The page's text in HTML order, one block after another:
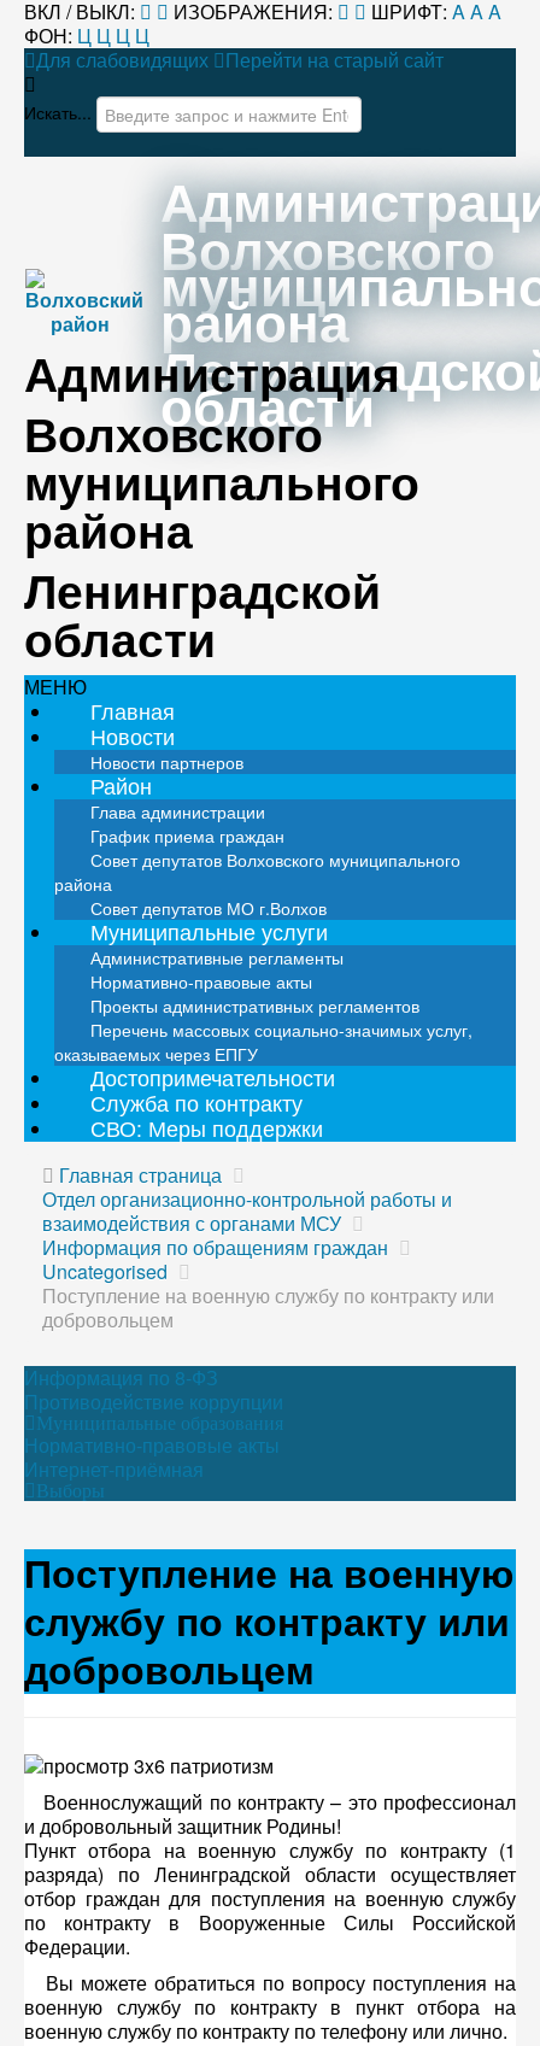
ВКЛ / ВЫКЛ: ИЗОБРАЖЕНИЯ: ШРИФТ: AAA
ФОН: Ц Ц Ц Ц
Для слабовидящих
Перейти на старый сайт
Искать...
Волховского
района
области
Администрация
Волховского
муниципального
района
Ленинградской
области
МЕНЮ
Главная
Новости
Новости партнеров
Район
Глава администрации
График приема граждан
Совет депутатов Волховского муниципального
района
Совет депутатов МО г.Волхов
Муниципальные услуги
Административные регламенты
Нормативно-правовые акты
Проекты административных регламентов
Перечень массовых социально-значимых услуг,
оказываемых через ЕПГУ
Достопримечательности
Служба по контракту
СВО: Меры поддержки
Главная страница
Отдел организационно-контрольной работы и
взаимодействия с органами МСУ
Информация по обращениям граждан
Uncategorised
Поступление на военную службу по контракту или
добровольцем
Информация по 8-ФЗ
Противодействие коррупции
Муниципальные образования
Нормативно-правовые акты
Интернет-приёмная
Выборы
Поступление на военную
службу по контракту или
добровольцем
Военнослужащий по контракту – это профессионал
и добровольный защитник Родины!
Пункт отбора на военную службу по контракту (1
разряда) по Ленинградской области осуществляет
отбор граждан для поступления на военную службу
по контракту в Вооруженные Силы Российской
Федерации.
Вы можете обратиться по вопросу поступления на
военную службу по контракту в пункт отбора на
военную службу по контракту по телефону или лично.